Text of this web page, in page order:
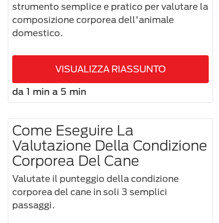
strumento semplice e pratico per valutare la
composizione corporea dell'animale
domestico.
VISUALIZZA RIASSUNTO
da 1 min a 5 min
Come Eseguire La
Valutazione Della Condizione
Corporea Del Cane
Valutate il punteggio della condizione
corporea del cane in soli 3 semplici
passaggi.